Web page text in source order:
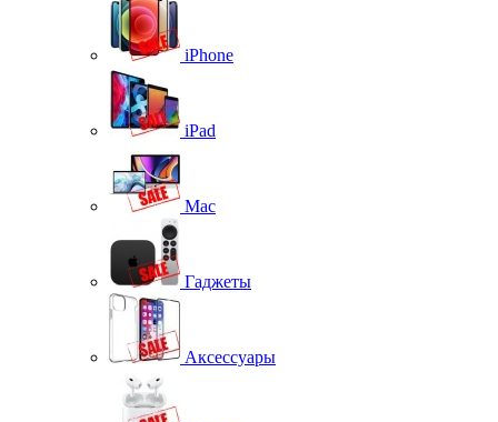
iPhone
iPad
Mac
Гаджеты
Аксессуары